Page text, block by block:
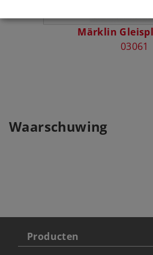
Märklin
03061
Waarschuwing
Producten